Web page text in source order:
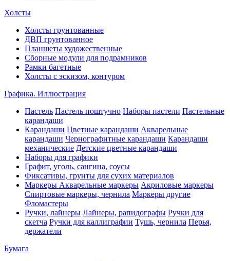
Холсты
Холсты грунтованные
ДВП грунтованное
Планшеты художественные
Сборные модули для подрамников
Рамки багетные
Холсты c эскизом, контуром
Графика. Иллюстрация
Пастель Пастель поштучно Наборы пастели Пастельные
карандаши
Карандаши Цветные карандаши Акварельные
карандаши Чернографитные карандаши Карандаши
механические Детские цветные карандаши
Наборы для графики
Графит, уголь, сангина, соусы
Фиксативы, грунты для сухих материалов
Маркеры Акварельные маркеры Акриловые маркеры
Спиртовые маркеры, чернила Маркеры другие
Фломастеры
Ручки, лайнеры Лайнеры, рапидографы Ручки для
скетча Ручки для каллиграфии Тушь, чернила Перья,
держатели
Бумага